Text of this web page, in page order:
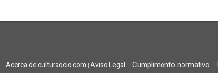
Acerca de culturaocio.com | Aviso Legal | Cumplimento normativo |